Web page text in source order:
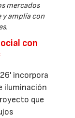
mercados
y amplía con
con
incorpora
iluminación
que